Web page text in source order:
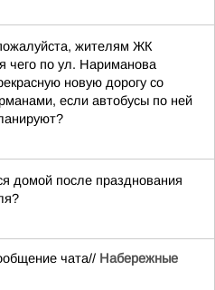
жителям ЖК
чего по ул. Нариманова
новую дорогу со
если автобусы по ней
домой после празднования
чата// Набережные